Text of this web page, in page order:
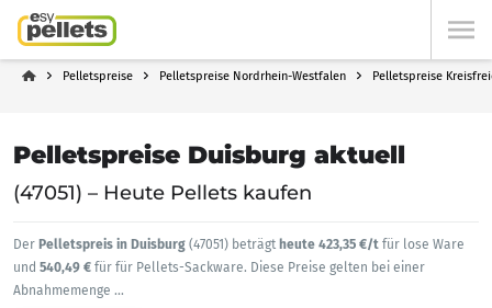
Pelletspreise Pelletspreise Nordrhein-Westfalen Pelletspreise
Pelletspreise Duisburg aktuell
(47051) – Heute Pellets kaufen
Der Pelletspreis in Duisburg (47051) beträgt heute 423,35 €/t für lose Ware
und 540,49 € für für Pellets-Sackware. Diese Preise gelten bei einer
Abnahmemenge ...